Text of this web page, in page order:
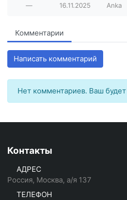
— 16.11.2025 Anka
Комментарии
Написать комментарий
Нет комментариев. Ваш
Контакты
АДРЕС
Россия, Москва, а/я 137
ТЕЛЕФОН